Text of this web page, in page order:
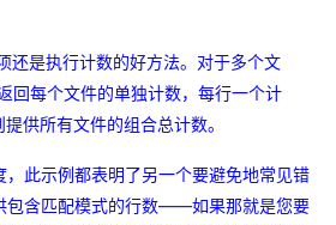
还是执行计数的好方法。对于多个文
回每个文件的单独计数，每行一个计
供所有文件的组合总计数。
此示例都表明了另一个要避免地常见错
包含匹配模式的行数——如果那就是您要